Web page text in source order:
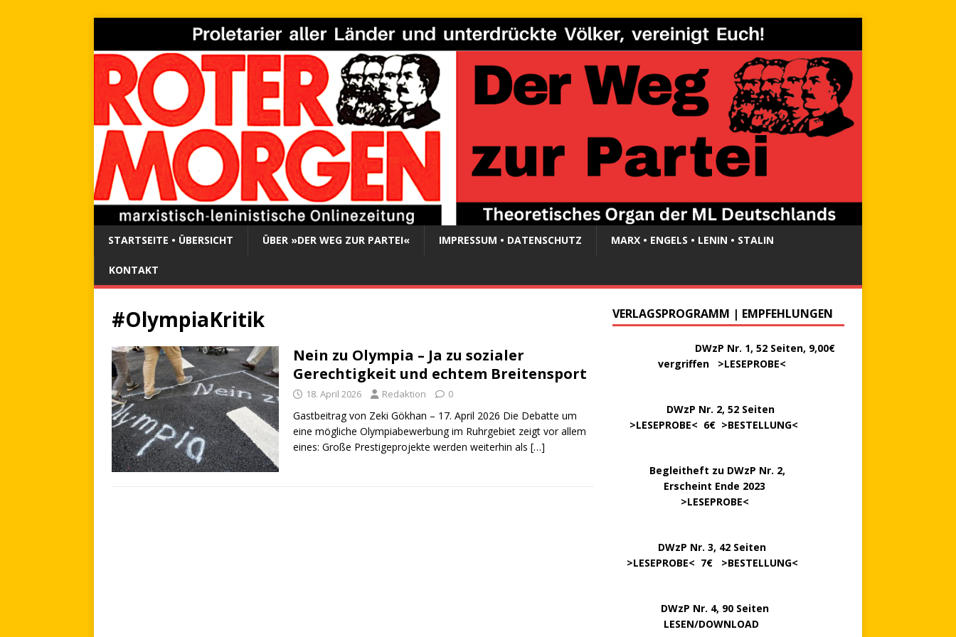
STARTSEITE • ÜBERSICHT ÜBER »DER WEG ZUR PARTEI« IMPRESSUM • DATENSCHUTZ MARX • ENGELS • LENIN • STALIN
KONTAKT
#OlympiaKritik
Nein zu Olympia – Ja zu sozialer
Gerechtigkeit und echtem Breitensport
18. April 2026 Redaktion 0
Gastbeitrag von Zeki Gökhan – 17. April 2026 Die Debatte um
eine mögliche Olympiabewerbung im Ruhrgebiet zeigt vor allem
eines: Große Prestigeprojekte werden weiterhin als […]
VERLAGSPROGRAMM | EMPFEHLUNGEN
DWzP Nr. 1, 52 Seiten, 9,00€
vergriffen >LESEPROBE<
DWzP Nr. 2, 52 Seiten
>LESEPROBE< 6€ >BESTELLUNG<
Begleitheft zu DWzP Nr. 2,
Erscheint Ende 2023
>LESEPROBE<
DWzP Nr. 3, 42 Seiten
>LESEPROBE< 7€ >BESTELLUNG<
DWzP Nr. 4, 90 Seiten
LESEN/DOWNLOAD